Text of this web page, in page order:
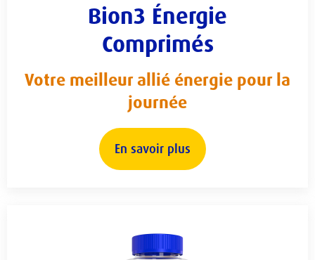
Bion3 Énergie
Comprimés
Votre meilleur allié énergie pour la
journée
En savoir plus